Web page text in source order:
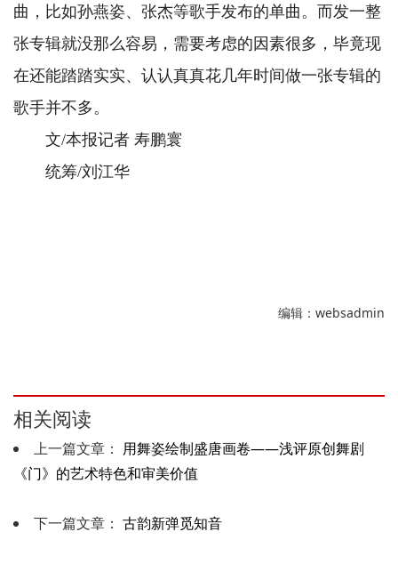
曲，比如孙燕姿、张杰等歌手发布的单曲。而发一整
张专辑就没那么容易，需要考虑的因素很多，毕竟现
在还能踏踏实实、认认真真花几年时间做一张专辑的
歌手并不多。
文/本报记者 寿鹏寰
统筹/刘江华
编辑：websadmin
相关阅读
上一篇文章： 用舞姿绘制盛唐画卷——浅评原创舞剧
《门》的艺术特色和审美价值
下一篇文章： 古韵新弹觅知音